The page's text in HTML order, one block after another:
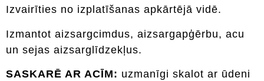
Izvairīties no izplatīšanas apkārtējā vidē.
Izmantot aizsargcimdus, aizsargapģērbu, acu
un sejas aizsarglīdzekļus.
SASKARĒ AR ACĪM: uzmanīgi skalot ar ūdeni